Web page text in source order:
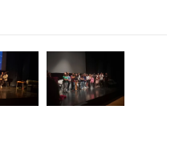
ZOOM ZOOM